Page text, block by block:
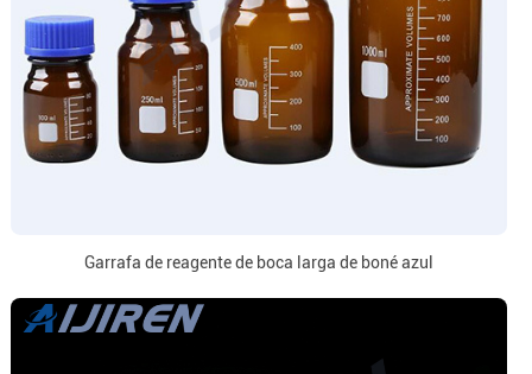
Garrafa de reagente de boca larga de boné azul